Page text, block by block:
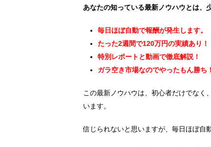
あなたの知っている最新ノウハウとは、
毎日ほぼ自動で報酬が発生します。
たった2週間で120万円の実績あり！
特別レポートと動画で徹底解説！
ガラ空き市場なのでやったもん勝ち！
この最新ノウハウは、初心者だけでなく
います。
信じられないと思いますが、毎日ほぼ自